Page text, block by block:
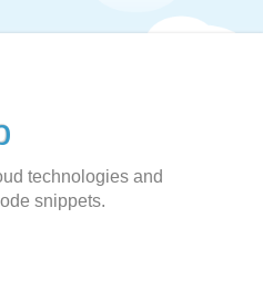
technologies and
snippets.